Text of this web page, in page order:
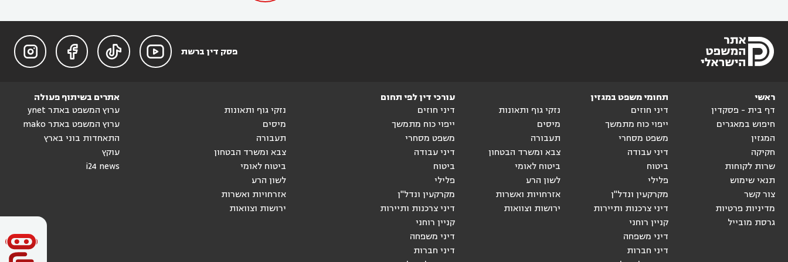
פסק דין ברשת 



ראשי
דף בית - פסקדין
חיפוש במאגרים
המגזין
חקיקה
שרות לקוחות
תנאי שימוש
צור קשר
מדיניות פרטיות
גרסת מובייל
תחומי משפט במגזין
דיני חוזים
ייפוי כוח מתמשך
משפט מסחרי
דיני עבודה
ביטוח
פלילי
מקרקעין ונדל"ן
דיני צרכנות ותיירות
קניין רוחני
דיני משפחה
דיני חברות
נזקי גוף ותאונות
מיסים
תעבורה
צבא ומשרד הבטחון
ביטוח לאומי
לשון הרע
אזרחויות ואשרות
ירושות וצוואות
עורכי דין לפי תחום
דיני חוזים
ייפוי כוח מתמשך
משפט מסחרי
דיני עבודה
ביטוח
פלילי
מקרקעין ונדל"ן
דיני צרכנות ותיירות
קניין רוחני
דיני משפחה
דיני חברות
נזקי גוף ותאונות
מיסים
תעבורה
צבא ומשרד הבטחון
ביטוח לאומי
לשון הרע
אזרחויות ואשרות
ירושות וצוואות
אתרים בשיתוף פעולה
ערוץ המשפט באתר ynet
ערוץ המשפט באתר mako
התאחדות בוני בארץ
עוקץ
i24 news